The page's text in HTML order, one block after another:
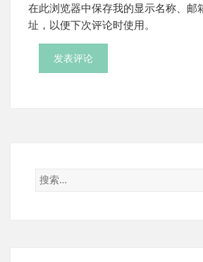
在此浏览器中保存我的显示名称、邮
址，以便下次评论时使用。